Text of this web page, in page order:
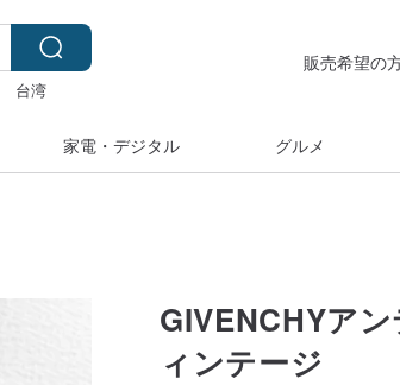
台湾
販売希望の
家電・デジタル グルメ
GIVENCHYア
ィンテージ